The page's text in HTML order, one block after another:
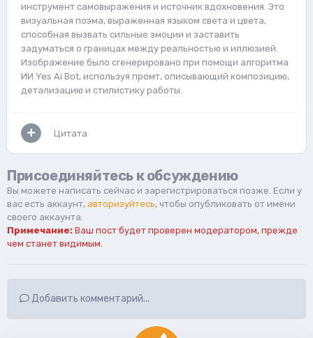
инструмент самовыражения и источник вдохновения. Это
визуальная поэма, выраженная языком света и цвета,
способная вызвать сильные эмоции и заставить
задуматься о границах между реальностью и иллюзией.
Изображение было сгенерировано при помощи алгоритма
ИИ Yes Ai Bot, используя промт, описывающий композицию,
детализацию и стилистику работы.
Цитата
Присоединяйтесь к обсуждению
Вы можете написать сейчас и зарегистрироваться позже. Если у
вас есть аккаунт, авторизуйтесь, чтобы опубликовать от имени
своего аккаунта.
Примечание: Ваш пост будет проверен модератором, прежде
чем станет видимым.
Добавить комментарий...